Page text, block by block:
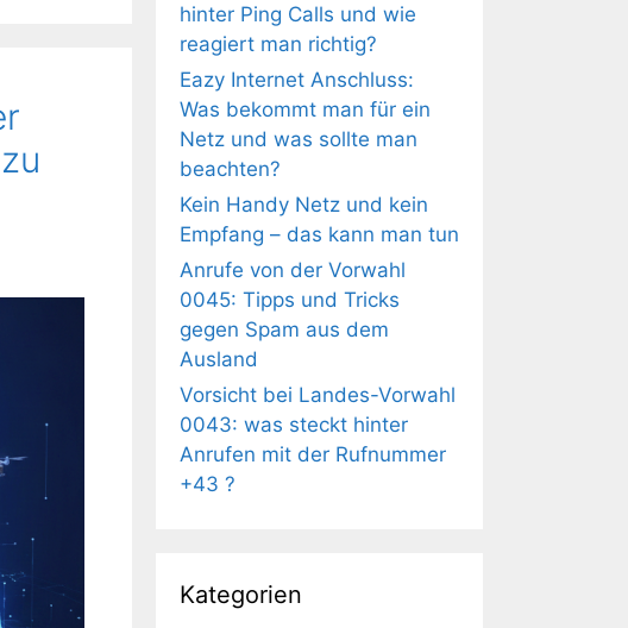
hinter Ping Calls und wie
reagiert man richtig?
Eazy Internet Anschluss:
Was bekommt man für ein
Netz und was sollte man
beachten?
Kein Handy Netz und kein
Empfang – das kann man tun
Anrufe von der Vorwahl
0045: Tipps und Tricks
gegen Spam aus dem
Ausland
Vorsicht bei Landes-Vorwahl
0043: was steckt hinter
Anrufen mit der Rufnummer
+43 ?
Kategorien